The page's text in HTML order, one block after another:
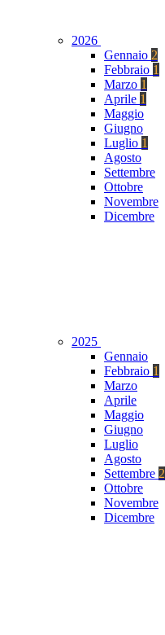
2026
Gennaio 2
Febbraio 1
Marzo 1
Aprile 1
Maggio
Giugno
Luglio 1
Agosto
Settembre
Ottobre
Novembre
Dicembre
2025
Gennaio
Febbraio 1
Marzo
Aprile
Maggio
Giugno
Luglio
Agosto
Settembre 2
Ottobre
Novembre
Dicembre